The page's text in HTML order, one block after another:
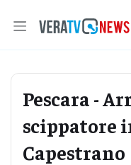
Pescara -
scippatore
Capestrano